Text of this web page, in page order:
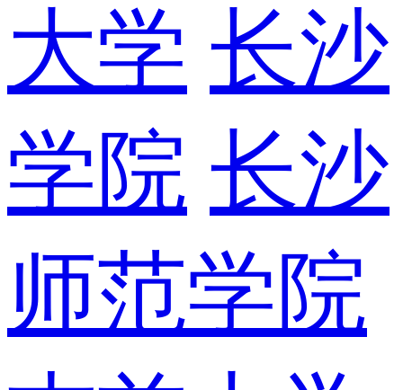
大学 长沙
学院 长沙
师范学院